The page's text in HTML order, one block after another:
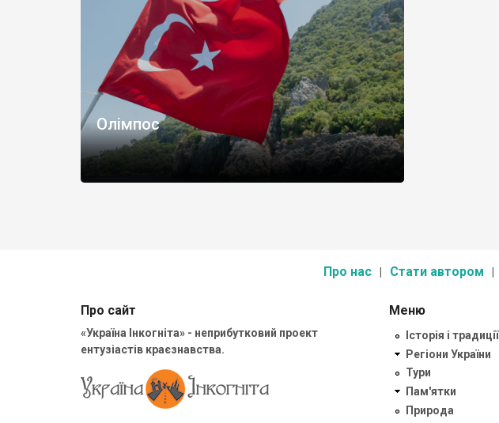
Олімпос
Про нас Стати автором
Про сайт
«Україна Інкогніта» - неприбутковий проект
ентузіастів краєзнавства.
Меню
Історія і традиції
Регіони України
Тури
Пам'ятки
Природа